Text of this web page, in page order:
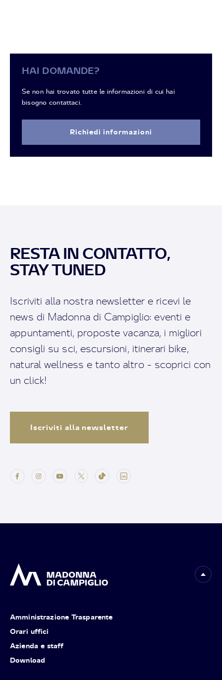
HAI DOMANDE?
Se non hai trovato tutte le informazioni di cui hai
bisogno contattaci.
Richiedi informazioni
RESTA IN CONTATTO,
STAY TUNED
Iscriviti alla nostra newsletter e ricevi le
news di Madonna di Campiglio: eventi e
appuntamenti, proposte vacanza, i migliori
consigli su sci, escursioni, itinerari bike,
natural wellness e tanto altro - scoprici con
un click!
Iscriviti alla newsletter
Amministrazione Trasparente
Orari uffici
Azienda e staff
Download